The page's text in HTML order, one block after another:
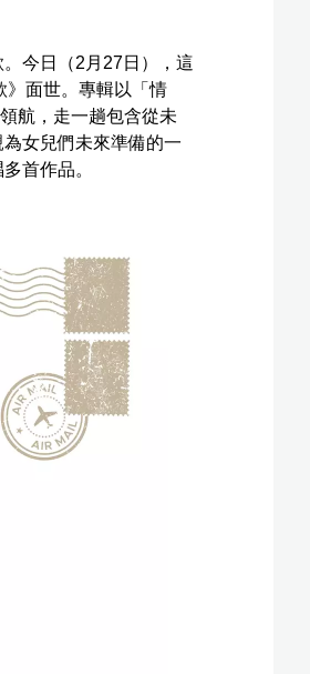
今日（2月27日），這
》面世。專輯以「情
航，走一趟包含從未
女兒們未來準備的一
首作品。